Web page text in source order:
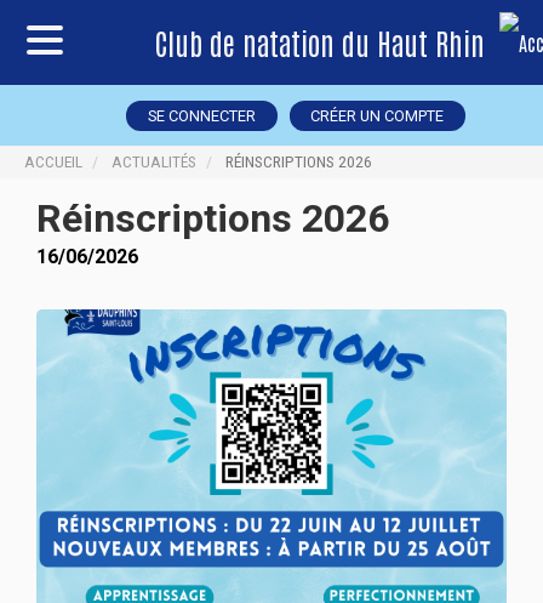
Club de natation du Haut Rhin
SE CONNECTER CRÉER UN COMPTE
ACCUEIL ACTUALITÉS RÉINSCRIPTIONS 2026
Réinscriptions 2026
16/06/2026